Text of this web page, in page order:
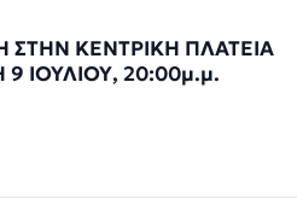
ΣΤΗΝ ΚΕΝΤΡΙΚΗ ΠΛΑΤΕΙΑ
ΙΟΥΛΙΟΥ, 20:00μ.μ.